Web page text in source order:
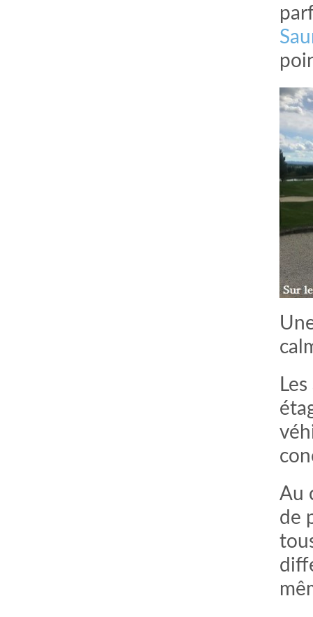
Au
de